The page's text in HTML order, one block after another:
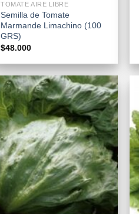
TOMATE AIRE LIBRE
Semilla de Tomate
Marmande Limachino (100
GRS)
$48.000